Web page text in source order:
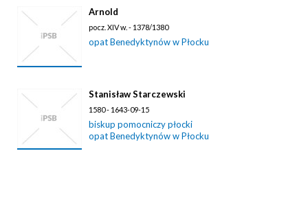
Arnold
pocz. XIV w. - 1378/1380
opat Benedyktynów w Płocku
Stanisław Starczewski
1580 - 1643-09-15
biskup pomocniczy płocki
opat Benedyktynów w Płocku